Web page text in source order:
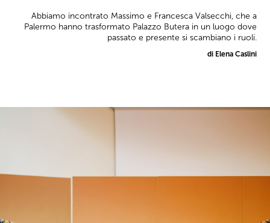
Abbiamo incontrato Massimo e Francesca Valsecchi, che a
Palermo hanno trasformato Palazzo Butera in un luogo dove
passato e presente si scambiano i ruoli.
di Elena Caslini